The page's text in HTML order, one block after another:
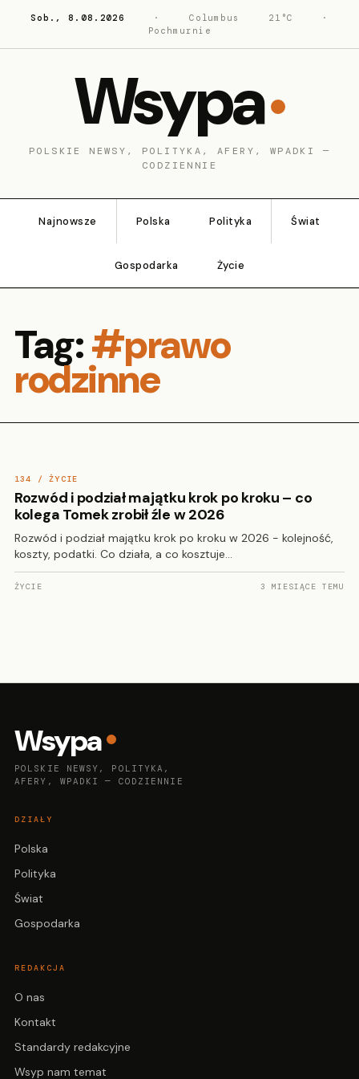
Sob., 8.08.2026 · Columbus 21°C
·
Pochmurnie
Wsypa
POLSKIE NEWSY, POLITYKA, AFERY, WPADKI —
CODZIENNIE
Najnowsze Polska Polityka Świat
Gospodarka Życie
Tag:#prawo
rodzinne
134 / ŻYCIE
Rozwód i podział majątku krok po kroku – co
kolega Tomek zrobił źle w 2026
Rozwód i podział majątku krok po kroku w 2026 - kolejność,
koszty, podatki. Co działa, a co kosztuje…
ŻYCIE 3 MIESIĄCE TEMU
Wsypa
POLSKIE NEWSY, POLITYKA,
AFERY, WPADKI — CODZIENNIE
DZIAŁY
Polska
Polityka
Świat
Gospodarka
REDAKCJA
O nas
Kontakt
Standardy redakcyjne
Wsyp nam temat